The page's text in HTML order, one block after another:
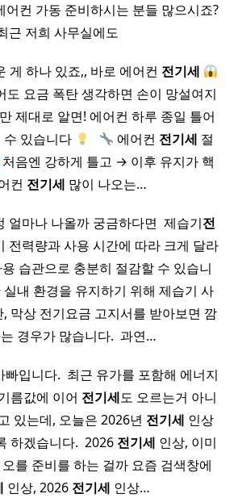
어컨 가동 준비하시는 분들 많으시죠?
근 저희 사무실에도
게 하나 있죠,, 바로 에어컨 전기세
도 요금 폭탄 생각하면 손이 망설여지
제대로 알면! 에어컨 하루 종일 틀어
수 있습니다 에어컨 전기세 절
처음엔 강하게 틀고 → 이후 유지가 핵
컨 전기세 많이 나오는…
얼마나 나올까 궁금하다면 ​ 제습기전
전력량과 사용 시간에 따라 크게 달라
습관으로 충분히 절감할 수 있습니
내 환경을 유지하기 위해 제습기 사
막상 전기요금 고지서를 받아보면 깜
경우가 많습니다. ​ 과연…
빠입니다. ​ 최근 유가를 포함해 에너지
름값에 이어 전기세도 오르는거 아니
있는데, 오늘은 2026년 전기세 인상
하겠습니다. ​ 2026 전기세 인상, 이미
를 준비를 하는 걸까 요즘 검색창에
인상, 2026 전기세 인상…